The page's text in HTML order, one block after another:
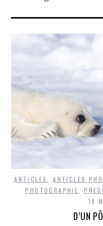
ARTICLES ,ARTICLES
PHOTOGRAPHIE
,
19
D’UN